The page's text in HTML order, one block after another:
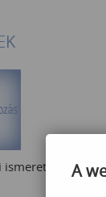
A